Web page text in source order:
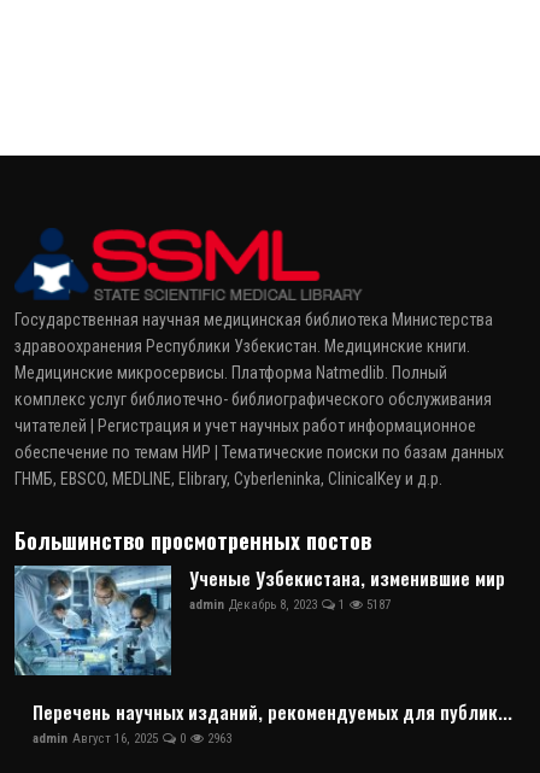
Государственная научная медицинская библиотека Министерства
здравоохранения Республики Узбекистан. Медицинские книги.
Медицинские микросервисы. Платформа Natmedlib. Полный
комплекс услуг библиотечно- библиографического обслуживания
читателей | Регистрация и учет научных работ информационное
обеспечение по темам НИР | Тематические поиски по базам данных
ГНМБ, EBSCO, MEDLINE, Elibrary, Cyberleninka, ClinicalKey и д.р.
Большинство просмотренных постов
Ученые Узбекистана, изменившие мир
admin Декабрь 8, 2023 1 5187
Перечень научных изданий, рекомендуемых для публик...
admin Август 16, 2025 0 2963